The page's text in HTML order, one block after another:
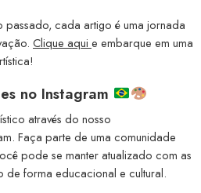
passado, cada artigo é uma jornada
Clique aqui e embarque em uma
no Instagram
através do nosso
Faça parte de uma comunidade
pode se manter atualizado com as
de forma educacional e cultural.